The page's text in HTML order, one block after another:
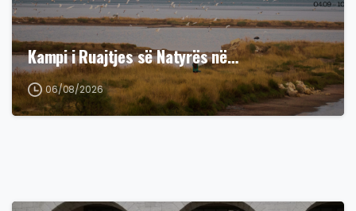
Kampi i Ruajtjes së Natyrës në…
06/08/2026